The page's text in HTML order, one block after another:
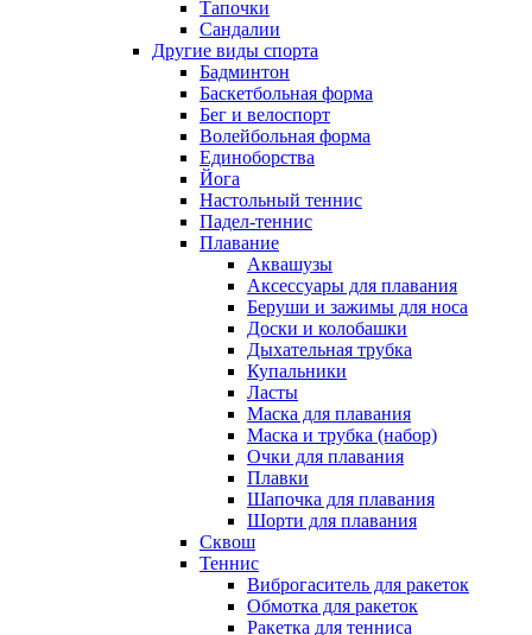
Тапочки
Сандалии
Другие виды спорта
Бадминтон
Баскетбольная форма
Бег и велоспорт
Волейбольная форма
Единоборства
Йога
Настольный теннис
Падел-теннис
Плавание
Аквашузы
Аксессуары для плавания
Беруши и зажимы для носа
Доски и колобашки
Дыхательная трубка
Купальники
Ласты
Маска для плавания
Маска и трубка (набор)
Очки для плавания
Плавки
Шапочка для плавания
Шорти для плавания
Сквош
Теннис
Виброгаситель для ракеток
Обмотка для ракеток
Ракетка для тенниса